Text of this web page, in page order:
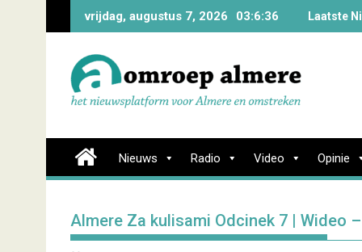
vrijdag, augustus 7, 2026 03:6:37 Laatste
Nieuws Radio Video Opinie
Almere Za kulisami Odcinek 7 | Wideo